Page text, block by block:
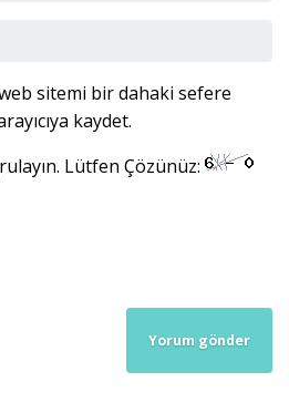
web sitemi bir dahaki sefere
kaydet.
Lütfen Çözünüz: